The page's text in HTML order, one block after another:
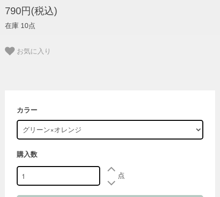
790円(税込)
在庫 10点
お気に入り
カラー
購入数
点